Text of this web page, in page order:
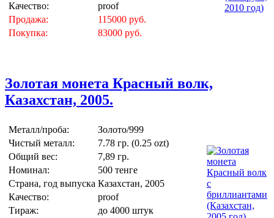
Качество:
proof
Продажа:
115000 руб.
Покупка:
83000 руб.
Золотая монета Красный волк,
Казахстан, 2005.
Металл/проба:
Золото/999
Чистый металл:
7.78 гр. (0.25 ozt)
Общий вес:
7,89 гр.
Номинал:
500 тенге
Страна, год выпуска Казахстан, 2005
Качество:
proof
Тираж:
до 4000 штук